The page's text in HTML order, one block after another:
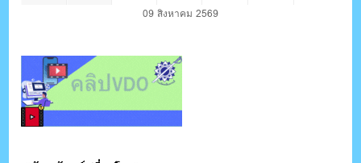
09 สิงหาคม 2569